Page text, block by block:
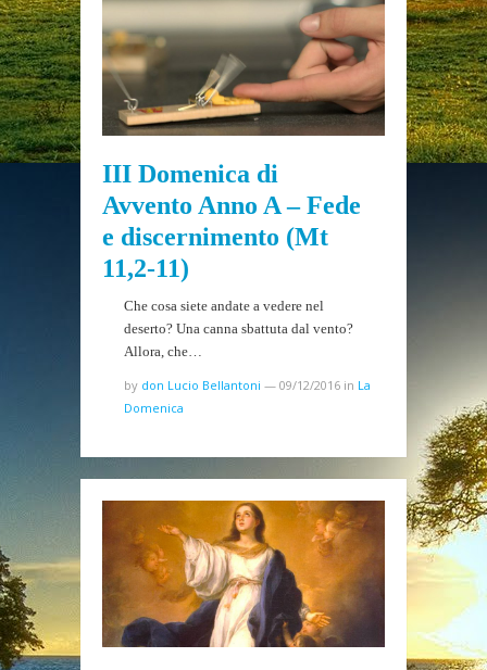
III Domenica di
Avvento Anno A – Fede
e discernimento (Mt
11,2-11)
Che cosa siete andate a vedere nel
deserto? Una canna sbattuta dal vento?
Allora, che…
by don Lucio Bellantoni — 09/12/2016 in La
Domenica